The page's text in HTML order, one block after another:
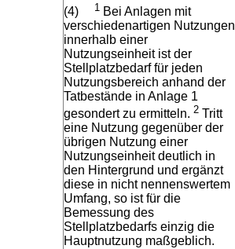
(4) 1 Bei Anlagen mit
verschiedenartigen Nutzungen
innerhalb einer
Nutzungseinheit ist der
Stellplatzbedarf für jeden
Nutzungsbereich anhand der
Tatbestände in Anlage 1
gesondert zu ermitteln. 2 Tritt
eine Nutzung gegenüber der
übrigen Nutzung einer
Nutzungseinheit deutlich in
den Hintergrund und ergänzt
diese in nicht nennenswertem
Umfang, so ist für die
Bemessung des
Stellplatzbedarfs einzig die
Hauptnutzung maßgeblich.